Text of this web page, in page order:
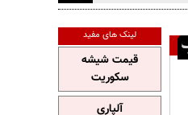
لینک های مفید
قیمت شیشه
سکوریت
آلپاری